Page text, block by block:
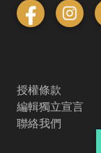
授權條款
編輯獨立宣言
聯絡我們